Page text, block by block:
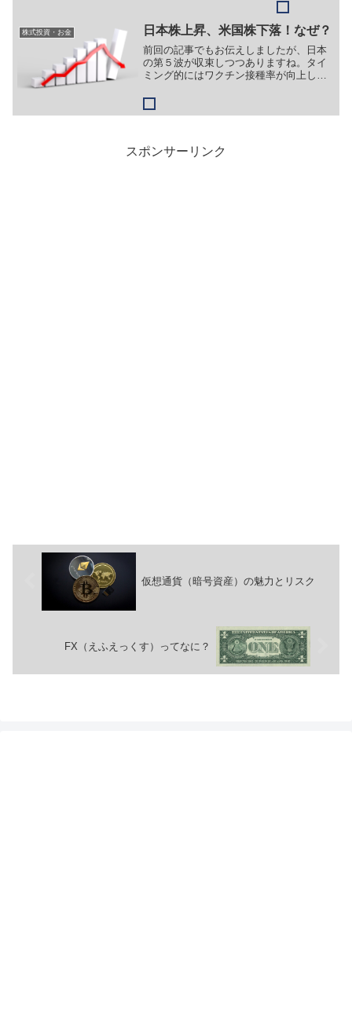
ます。各々の企業がどんな方針で成長す
るのか見守るためにも近況について把握
しておきたいと思います。
株式投資・お金 日本株上昇、米国株下落！なぜ？
前回の記事でもお伝えしましたが、日本
の第５波が収束しつつありますね。タイ
ミング的にはワクチン接種率が向上した
すから一定の効果があったものとみられ
ます。また、夏もオリンピックも終わ
急上昇しましたね。一方米国株は？とい
スポンサーリンク
仮想通貨（暗号資産）の魅力とリスク
FX（えふえっくす）ってなに？